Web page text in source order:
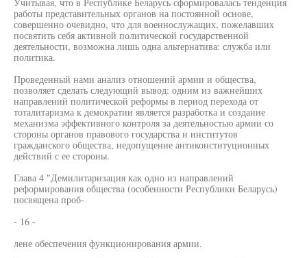
работы представительных органов на постоянной основе,
совершенно очевидно, что для военнослужащих, пожелавших
посвятить себя активной политической государственной
деятельности, возможна лишь одна альтернатива: служба или
политика.
Проведенный нами анализ отношений армии и общества,
позволяет сделать следующий вывод: одним из важнейших
направлений политической реформы в период перехода от
тоталитаризма к демократии является разработка и создание
механизма эффективного контроля за деятельностью армии со
стороны органов правового государства и институтов
гражданского общества, недопущение антиконституционных
действий с ее стороны.
Глава 4 "Демилитаризация как одно из направлений
реформирования общества (особенности Республики Беларусь)
посвящена проб-
- 16 -
лене обеспечения функционирования армии.